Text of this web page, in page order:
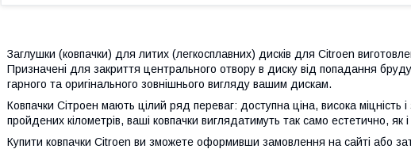
Заглушки (ковпачки) для литих (легкосплавних) дисків для Citroen
Призначені для закриття центрального отвору в диску від попадання
гарного та оригінального зовнішнього вигляду вашим дискам.
Ковпачки Сітроен мають цілий ряд переваг: доступна ціна, висока міцність і
пройдених кілометрів, ваші ковпачки виглядатимуть так само естетично, як
Купити ковпачки Citroen ви зможете оформивши замовлення на сайті або